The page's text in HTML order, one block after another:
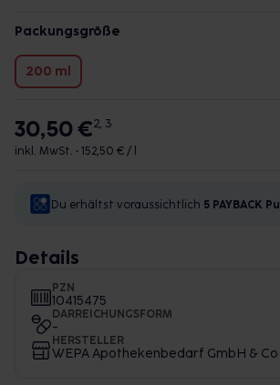
Packungsgröße
200 ml
30,50 €2, 3
inkl. MwSt. • 152,50 € / l
Du erhältst voraussichtlich 5 PAYBACK
Details
PZN
10415475
DARREICHUNGSFORM
-
HERSTELLER
WEPA Apothekenbedarf GmbH & Co